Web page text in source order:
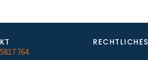
764
RECHTLICHES